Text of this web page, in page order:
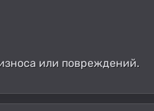
или повреждений.